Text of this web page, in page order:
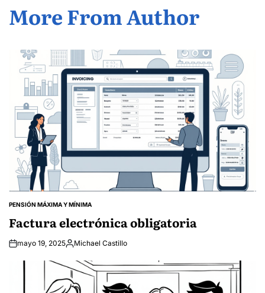
More From Author
POSTED
PENSIÓN MÁXIMA Y MÍNIMA
Factura electrónica obligatoria
mayo 19, 2025Posted
Michael Castillo